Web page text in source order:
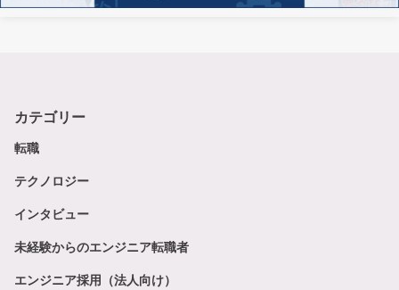
カテゴリー
転職
テクノロジー
インタビュー
未経験からのエンジニア転職者
エンジニア採用（法人向け）